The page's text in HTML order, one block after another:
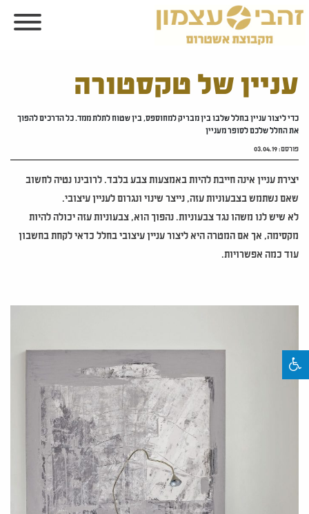
עניין של טקסטורה
כדי ליצור עניין בחלל שלבו בין מבריק למחוספס, בין שטוח לתלת ממד. כל הדרכים להפוך
את החלל שלכם לסופר מעניין
פורסם:03.04.19
יצירת עניין אינה חייבת להיות באמצעות צבע בלבד. לרובינו נטיה לחשוב
שאם נשתמש בצבעוניות עזה, נייצר שינוי ונגרום לעניין עיצובי.
לא שיש לנו משהו נגד צבעוניות. נהפוך הוא, צבעוניות עזה יכולה להיות
מקסימה, אך אם המטרה היא ליצור עניין עיצובי בחלל כדאי לקחת בחשבון
עוד כמה אפשרויות.